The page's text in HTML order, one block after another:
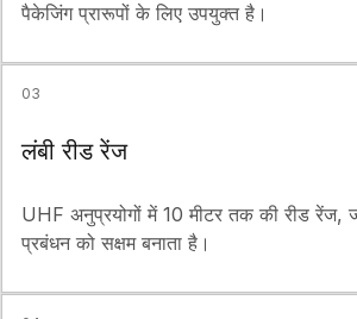
पैकेजिंग प्रारूपों के लिए उपयुक्त है।
03
लंबी रीड रेंज
UHF अनुप्रयोगों में 10 मीटर तक की रीड रेंज,
प्रबंधन को सक्षम बनाता है।